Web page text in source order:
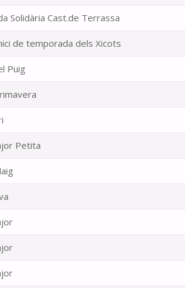
Solidària Cast.de Terrassa
de temporada dels Xicots
Puig
Petita